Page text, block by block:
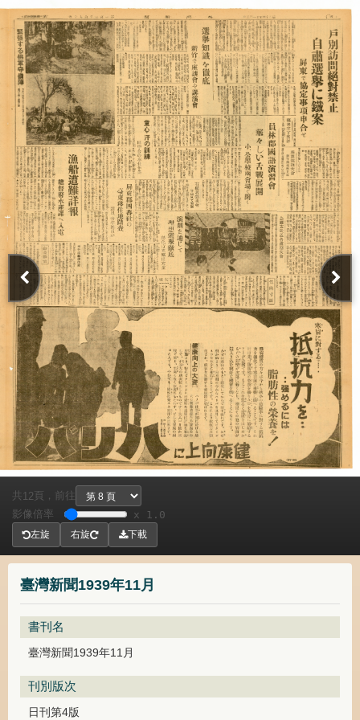
臺灣新聞1939年11月
書刊名
臺灣新聞1939年11月
刊別版次
日刊第4版
共 12頁， 前往
影像倍率
x 1.0
左旋 右旋 下載